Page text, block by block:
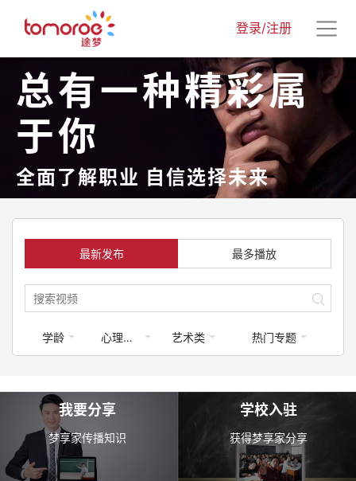
登录/注册
总有一种精彩属
于你
全面了解职业 自信选择未来
最新发布 最多播放
学龄 心理健康 艺术类 热门专题
我要分享
梦享家传播知识
学校入驻
获得梦享家分享